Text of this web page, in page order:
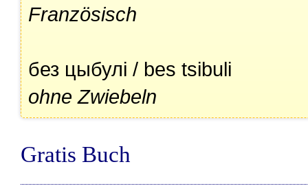
Französisch
без цыбулі / bes tsibuli
ohne Zwiebeln
Gratis Buch